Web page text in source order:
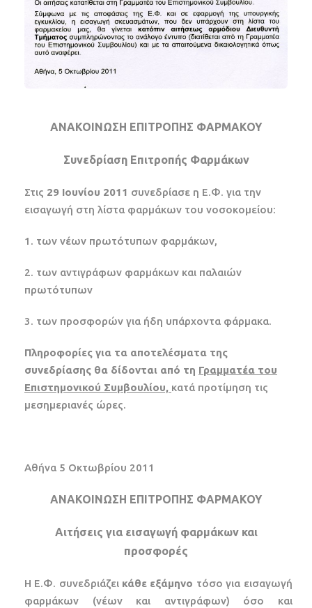
ΑΝΑΚΟΙΝΩΣΗ ΕΠΙΤΡΟΠΗΣ ΦΑΡΜΑΚΟΥ
Συνεδρίαση Επιτροπής Φαρμάκων
Στις 29 Ιουνίου 2011 συνεδρίασε η Ε.Φ. για την
εισαγωγή στη λίστα φαρμάκων του νοσοκομείου:
1. των νέων πρωτότυπων φαρμάκων,
2. των αντιγράφων φαρμάκων και παλαιών
πρωτότυπων
3. των προσφορών για ήδη υπάρχοντα φάρμακα.
Πληροφορίες για τα αποτελέσματα της
συνεδρίασης θα δίδονται από τη Γραμματέα του
Επιστημονικού Συμβουλίου, κατά προτίμηση τις
μεσημεριανές ώρες.
Αθήνα 5 Οκτωβρίου 2011
ΑΝΑΚΟΙΝΩΣΗ ΕΠΙΤΡΟΠΗΣ ΦΑΡΜΑΚΟΥ
Αιτήσεις για εισαγωγή φαρμάκων και
προσφορές
Η Ε.Φ. συνεδριάζει κάθε εξάμηνο τόσο για εισαγωγή
φαρμάκων (νέων και αντιγράφων) όσο και